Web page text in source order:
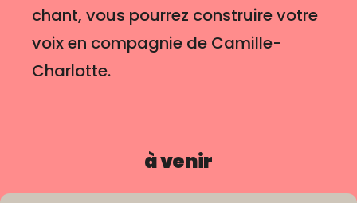
chant, vous pourrez construire votre
voix en compagnie de Camille-
Charlotte.
à venir